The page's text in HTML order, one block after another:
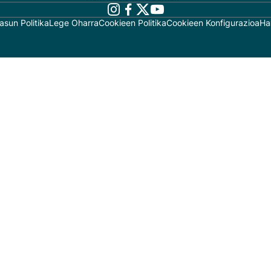
PolitikaLege OharraCookieen PolitikaCookieen Konfigurazioa